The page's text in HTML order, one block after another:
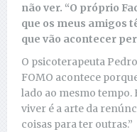
não ver. “O próprio
que os meus amigos
que vão acontecer
O psicoterapeuta
FOMO acontece
lado ao mesmo tempo.
viver é a arte da
coisas para ter outras.”